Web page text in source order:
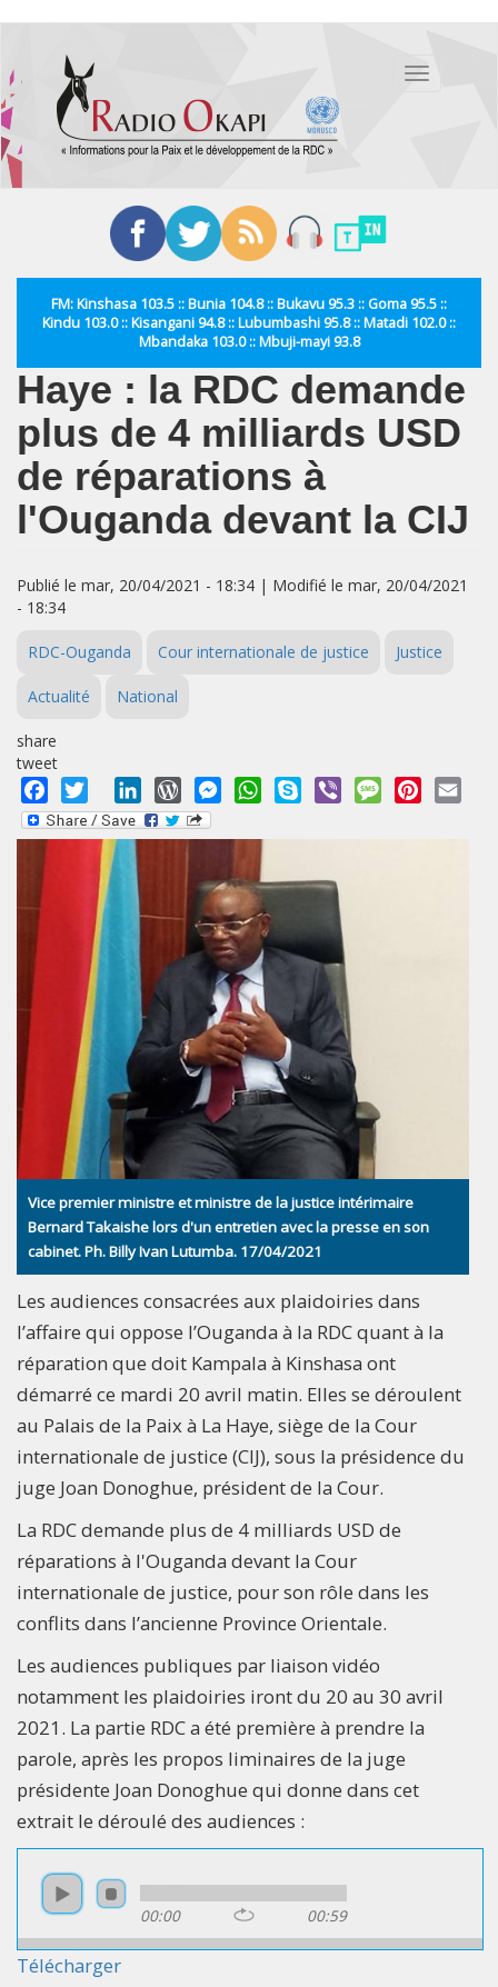
contenu
principal
Toggle
FM: Kinshasa 103.5 :: Bunia 104.8 :: Bukavu 95.3 :: Goma 95.5 ::
Kindu 103.0 :: Kisangani 94.8 :: Lubumbashi 95.8 :: Matadi 102.0 ::
Mbandaka 103.0 :: Mbuji-mayi 93.8
Haye : la RDC demande
plus de 4 milliards USD
de réparations à
l'Ouganda devant la CIJ
Publié le mar, 20/04/2021 - 18:34 | Modifié le mar, 20/04/2021
- 18:34
RDC-Ouganda Cour internationale de justice Justice
Actualité National
share
tweet
Facebook
Twitter LinkedInWordPressMessengerWhatsApp
Skype Viber MessagePinterest
Vice premier ministre et ministre de la justice intérimaire
Bernard Takaishe lors d'un entretien avec la presse en son
cabinet. Ph. Billy Ivan Lutumba. 17/04/2021
Les audiences consacrées aux plaidoiries dans
l’affaire qui oppose l’Ouganda à la RDC quant à la
réparation que doit Kampala à Kinshasa ont
démarré ce mardi 20 avril matin. Elles se déroulent
au Palais de la Paix à La Haye, siège de la Cour
internationale de justice (CIJ), sous la présidence du
juge Joan Donoghue, président de la Cour.
La RDC demande plus de 4 milliards USD de
réparations à l'Ouganda devant la Cour
internationale de justice, pour son rôle dans les
conflits dans l’ancienne Province Orientale.
Les audiences publiques par liaison vidéo
notamment les plaidoiries iront du 20 au 30 avril
2021. La partie RDC a été première à prendre la
parole, après les propos liminaires de la juge
présidente Joan Donoghue qui donne dans cet
extrait le déroulé des audiences :
00:00 00:59
Télécharger